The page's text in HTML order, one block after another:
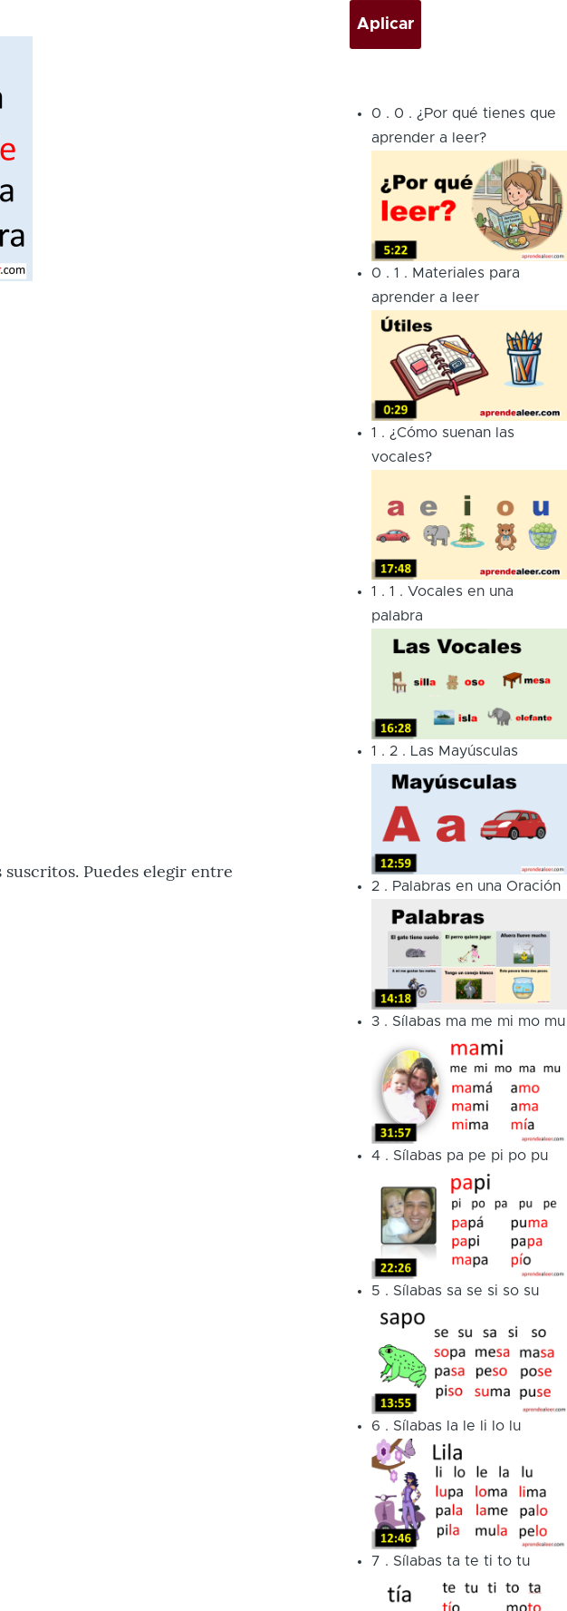
Puedes elegir entre
0 . 0 . ¿Por qué tienes que
aprender a leer?
0 . 1 . Materiales para
aprender a leer
1 . ¿Cómo suenan las
vocales?
1 . 1 . Vocales en una
palabra
1 . 2. Las Mayúsculas
2. Palabras en una Oración
3. Sílabas ma me mi mo mu
4. Sílabas pa pe pi po pu
5 . Sílabas sa se si so su
6 . Sílabas la le li lo lu
7 . Sílabas ta te ti to tu